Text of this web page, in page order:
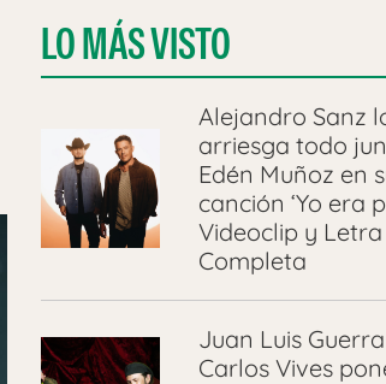
LO MÁS VISTO
Alejandro Sanz
arriesga todo
Edén Muñoz en
canción ‘Yo era
Videoclip y Letra
Completa
Juan Luis
Carlos Vives